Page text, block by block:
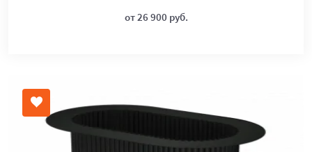
от 26 900 руб.